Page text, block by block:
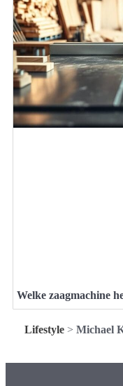
Welke zaagmachine
Lifestyle > Michael